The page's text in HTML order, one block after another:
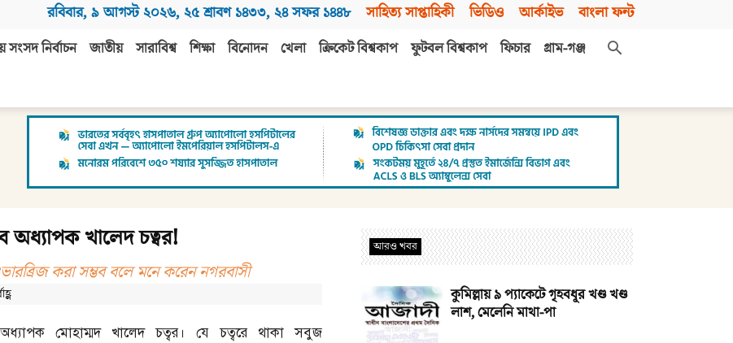
রবিবার, ৯ আগস্ট ২০২৬, ২৫ শ্রাবণ ১৪৩৩, ২৪ সফর ১৪৪৮ সাহিত্য সাপ্তাহিকী ভিডিও আর্কাইভ বাংলা ফন্ট
সংসদ নির্বাচন জাতীয় সারাবিশ্ব শিক্ষা বিনোদন খেলা ক্রিকেট বিশ্বকাপ ফুটবল বিশ্বকাপ ফিচার
গ্রাম-গঞ্জ
অধ্যাপক খালেদ চত্বর!
করা সম্ভব বলে মনে করেন নগরবাসী
অধ্যাপক মোহাম্মদ খালেদ চত্বর। যে চত্বরে থাকা সবুজ
আরও খবর
কুমিল্লায় ৯ প্যাকেটে গৃহবধূর খণ্ড খণ্ড
লাশ, মেলেনি মাথা-পা